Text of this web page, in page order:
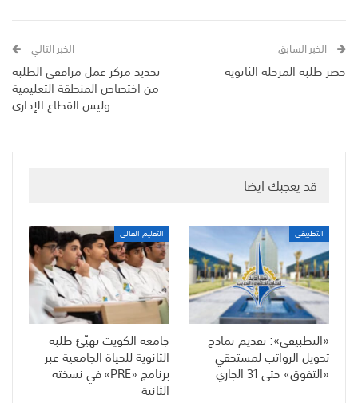
الخبر السابق
حصر طلبة المرحلة الثانوية
الخبر التالي
تحديد مركز عمل مرافقي الطلبة
من اختصاص المنطقة التعليمية
وليس القطاع الإداري
قد يعجبك ايضا
التطبيقي
«التطبيقي»: تقديم نماذج
تحويل الرواتب لمستحقي
«التفوق» حتى 31 الجاري
التعليم العالي
جامعة الكويت تهيّئ طلبة
الثانوية للحياة الجامعية عبر
برنامج «PRE» في نسخته
الثانية